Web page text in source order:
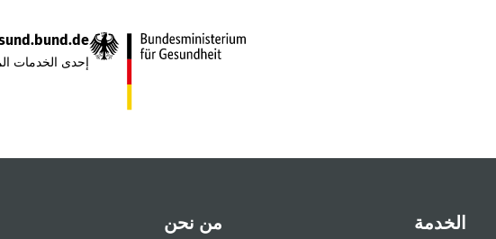
إحدى الخدمات
الخدمة من نحن